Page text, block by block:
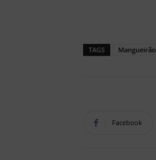
TAGS Mangueirão
Facebook